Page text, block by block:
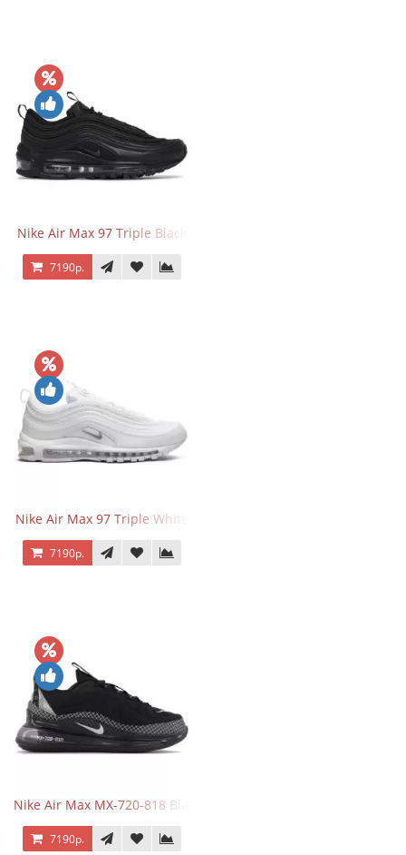
Nike Air Max 97 Triple Black
7190р.
Nike Air Max 97 Triple White
7190р.
Nike Air Max MX-720-818 Black
7190р.